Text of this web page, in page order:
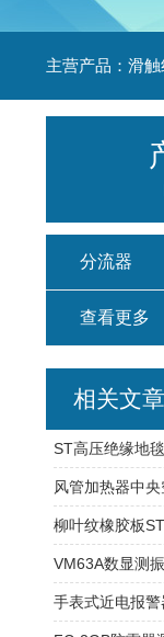
分流器
查看更多
相关文章
风管加热器中央
VM63A数显测